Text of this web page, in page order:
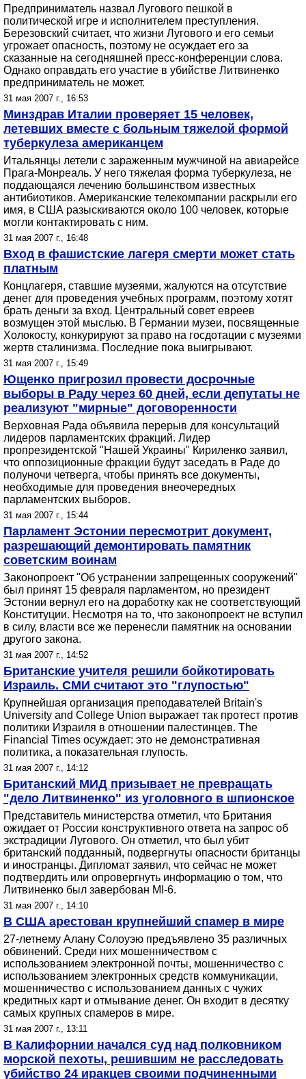
Предприниматель назвал Лугового пешкой в
политической игре и исполнителем преступления.
Березовский считает, что жизни Лугового и его семьи
угрожает опасность, поэтому не осуждает его за
сказанные на сегодняшней пресс-конференции слова.
Однако оправдать его участие в убийстве Литвиненко
предприниматель не может.
31 мая 2007 г., 16:53
Минздрав Италии проверяет 15 человек,
летевших вместе с больным тяжелой формой
туберкулеза американцем
Итальянцы летели с зараженным мужчиной на авиарейсе
Прага-Монреаль. У него тяжелая форма туберкулеза, не
поддающаяся лечению большинством известных
антибиотиков. Американские телекомпании раскрыли его
имя, в США разыскиваются около 100 человек, которые
могли контактировать с ним.
31 мая 2007 г., 16:48
Вход в фашистские лагеря смерти может стать
платным
Концлагеря, ставшие музеями, жалуются на отсутствие
денег для проведения учебных программ, поэтому хотят
брать деньги за вход. Центральный совет евреев
возмущен этой мыслью. В Германии музеи, посвященные
Холокосту, конкурируют за право на госдотации с музеями
жертв сталинизма. Последние пока выигрывают.
31 мая 2007 г., 15:49
Ющенко пригрозил провести досрочные
выборы в Раду через 60 дней, если депутаты не
реализуют "мирные" договоренности
Верховная Рада объявила перерыв для консультаций
лидеров парламентских фракций. Лидер
пропрезидентской "Нашей Украины" Кириленко заявил,
что оппозиционные фракции будут заседать в Раде до
полуночи четверга, чтобы принять все документы,
необходимые для проведения внеочередных
парламентских выборов.
31 мая 2007 г., 15:44
Парламент Эстонии пересмотрит документ,
разрешающий демонтировать памятник
советским воинам
Законопроект "Об устранении запрещенных сооружений"
был принят 15 февраля парламентом, но президент
Эстонии вернул его на доработку как не соответствующий
Конституции. Несмотря на то, что законопроект не вступил
в силу, власти все же перенесли памятник на основании
другого закона.
31 мая 2007 г., 14:52
Британские учителя решили бойкотировать
Израиль. СМИ считают это "глупостью"
Крупнейшая организация преподавателей Britain's
University and College Union выражает так протест против
политики Израиля в отношении палестинцев. The
Financial Times осуждает: это не демонстративная
политика, а показательная глупость.
31 мая 2007 г., 14:12
Британский МИД призывает не превращать
"дело Литвиненко" из уголовного в шпионское
Представитель министерства отметил, что Британия
ожидает от России конструктивного ответа на запрос об
экстрадиции Лугового. Он отметил, что был убит
британский подданный, подвергнуты опасности британцы
и иностранцы. Дипломат заявил, что сейчас не может
подтвердить или опровергнуть информацию о том, что
Литвиненко был завербован MI-6.
31 мая 2007 г., 14:10
В США арестован крупнейший спамер в мире
27-летнему Алану Солоуэю предъявлено 35 различных
обвинений. Среди них мошенничеством с
использованием электронной почты, мошенничество с
использованием электронных средств коммуникации,
мошенничество с использованием данных с чужих
кредитных карт и отмывание денег. Он входит в десятку
самых крупных спамеров в мире.
31 мая 2007 г., 13:11
В Калифорнии начался суд над полковником
морской пехоты, решившим не расследовать
убийство 24 иракцев своими подчиненными